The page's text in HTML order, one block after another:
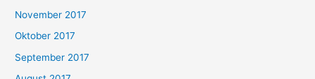
November 2017
Oktober 2017
September 2017